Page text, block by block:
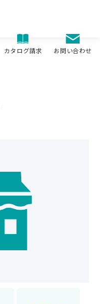
カタログ請求 お問い合わせ